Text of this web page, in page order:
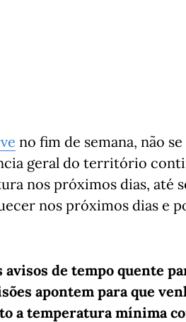
no fim de semana, não
geral do território
nos próximos dias, até
nos próximos dias e
avisos de tempo quente
apontem para que
a temperatura mínima